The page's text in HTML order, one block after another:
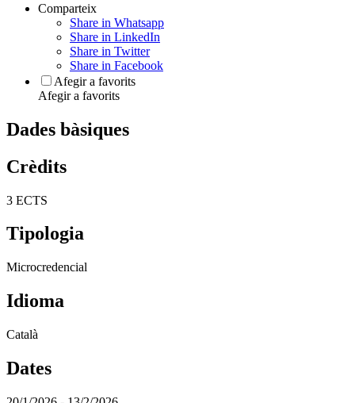
Comparteix
Share in Whatsapp
Share in LinkedIn
Share in Twitter
Share in Facebook
Afegir a favorits
Afegir a favorits
Dades bàsiques
Crèdits
3 ECTS
Tipologia
Microcredencial
Idioma
Català
Dates